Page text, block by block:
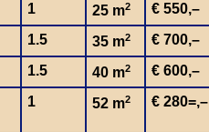
1 25 m2
€ 550,–
1.5 35 m2
€ 700,–
1.5 40 m2
€ 600,–
1 52 m2 € 280=,–